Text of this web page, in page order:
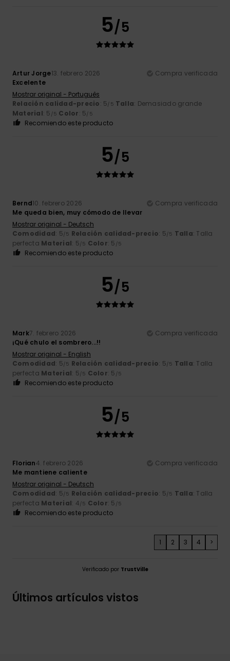
5/5
Artur Jorge13. febrero 2026
Compra verificada
Excelente
Mostrar original - Português
Relación calidad-precio: 5 /5 Talla: Demasiado grande
Material: 5 /5 Color: 5 /5
Recomiendo este producto
5/5
Bernd10. febrero 2026
Compra verificada
Me queda bien, muy cómodo de llevar
Mostrar original - Deutsch
Comodidad: 5 /5 Relación calidad-precio: 5 /5 Talla: Talla
perfecta Material: 5 /5 Color: 5 /5
Recomiendo este producto
5/5
Mark7. febrero 2026
Compra verificada
¡Qué chulo el sombrero...!!
Mostrar original - English
Comodidad: 5 /5 Relación calidad-precio: 5 /5 Talla: Talla
perfecta Material: 5 /5 Color: 5 /5
Recomiendo este producto
5/5
Florian4. febrero 2026
Compra verificada
Me mantiene caliente
Mostrar original - Deutsch
Comodidad: 5 /5 Relación calidad-precio: 5 /5 Talla: Talla
perfecta Material: 4 /5 Color: 5 /5
Recomiendo este producto
1 2 3 4 >
Verificado por TrustVille
Últimos artículos vistos